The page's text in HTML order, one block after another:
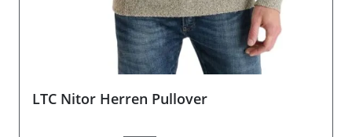
LTC Nitor Herren Pullover